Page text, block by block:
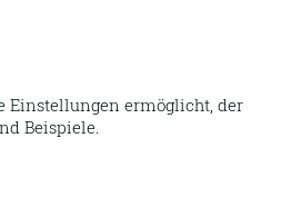
Einstellungen ermöglicht, der
Beispiele.